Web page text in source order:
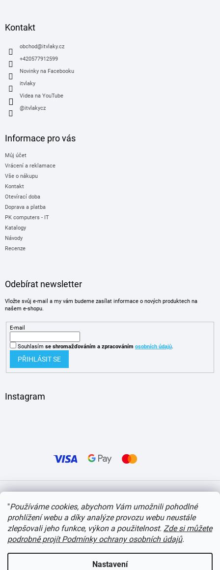
"Používáme cookies, abychom Vám umožnili pohodlné
prohlížení webu a díky analýze provozu webu neustále
zlepšovali jeho funkce, výkon a použitelnost. Zde si můžete
podrobně projít Podmínky ochrany osobních údajů.
Nastavení
Kontakt
obchod@itvlaky.cz
+420577912599
Novinky na Facebooku
itvlaky
Videa na YouTube
@itvlakycz
Informace pro vás
Můj účet
Vrácení a reklamace
Vše o nákupu
Kontakt
Otevírací doba
Doprava a platba
PK computers - IT
Katalogy
Návody
Recenze
Odebírat newsletter
Vložte svůj e-mail a my vám budeme zasílat informace o nových produktech na
našem e-shopu.
E-mail
Souhlasím se shromažďováním a zpracováním osobních údajů.
PŘIHLÁSIT SE
Instagram
Copyright 2026 itvlaky.cz . Všechna práva vyhrazena. Upravit nastavení cookies